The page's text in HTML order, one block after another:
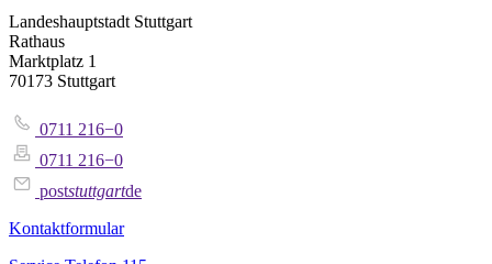
Landeshauptstadt Stuttgart
Rathaus
Marktplatz 1
70173 Stuttgart
0711 216−0
0711 216−0
poststuttgartde
Kontaktformular